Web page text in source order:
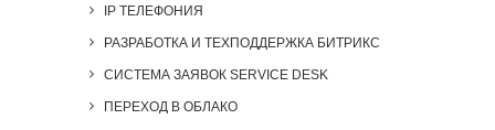
IP ТЕЛЕФОНИЯ
РАЗРАБОТКА И ТЕХПОДДЕРЖКА БИТРИКС
СИСТЕМА ЗАЯВОК SERVICE DESK
ПЕРЕХОД В ОБЛАКО